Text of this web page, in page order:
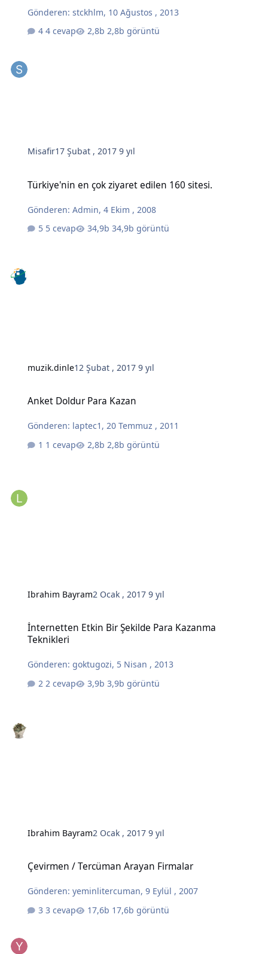
Gönderen:stckhlm, 10 Ağustos , 2013
4 cevap
2,8b görüntü
Misafir17 Şubat , 20179 yıl
Türkiye'nin en çok ziyaret edilen 160 sitesi.
Gönderen:Admin,4 Ekim , 2008
5 cevap
34,9b görüntü
muzik.dinle12 Şubat , 20179 yıl
Anket Doldur Para Kazan
Gönderen: laptec1 ,20 Temmuz , 2011
1 cevap
2,8b görüntü
Ibrahim Bayram2 Ocak , 20179 yıl
İnternetten Etkin Bir Şekilde Para Kazanma
Teknikleri
Gönderen:goktugozi, 5 Nisan , 2013
2 cevap
3,9b görüntü
Ibrahim Bayram2 Ocak , 20179 yıl
Çevirmen / Tercüman Arayan Firmalar
Gönderen:yeminlitercuman,9 Eylül , 2007
3 cevap
17,6b görüntü